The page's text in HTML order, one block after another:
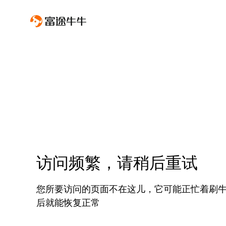
访问频繁，请稍后重试
您所要访问的页面不在这儿，它可能正忙着刷
后就能恢复正常